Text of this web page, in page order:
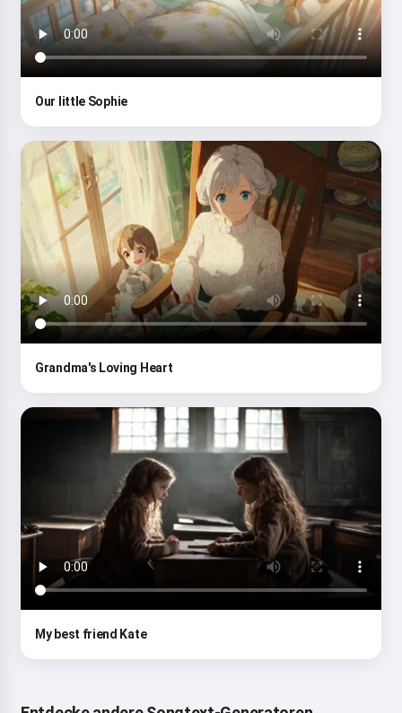
Our little Sophie
Grandma's Loving Heart
My best friend Kate